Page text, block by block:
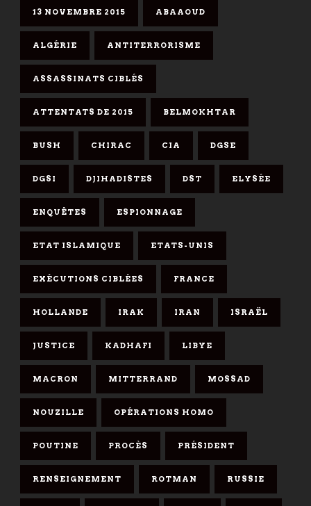
13 NOVEMBRE 2015 ABAAOUD
ALGÉRIE ANTITERRORISME
ASSASSINATS CIBLÉS
ATTENTATS DE 2015 BELMOKHTAR
BUSH CHIRAC CIA DGSE
DGSI DJIHADISTES DST ELYSÉE
ENQUÊTES ESPIONNAGE
ETAT ISLAMIQUE ETATS-UNIS
EXÉCUTIONS CIBLÉES FRANCE
HOLLANDE IRAK IRAN ISRAËL
JUSTICE KADHAFI LIBYE
MACRON MITTERRAND MOSSAD
NOUZILLE OPÉRATIONS HOMO
POUTINE PROCÈS PRÉSIDENT
RENSEIGNEMENT ROTMAN RUSSIE